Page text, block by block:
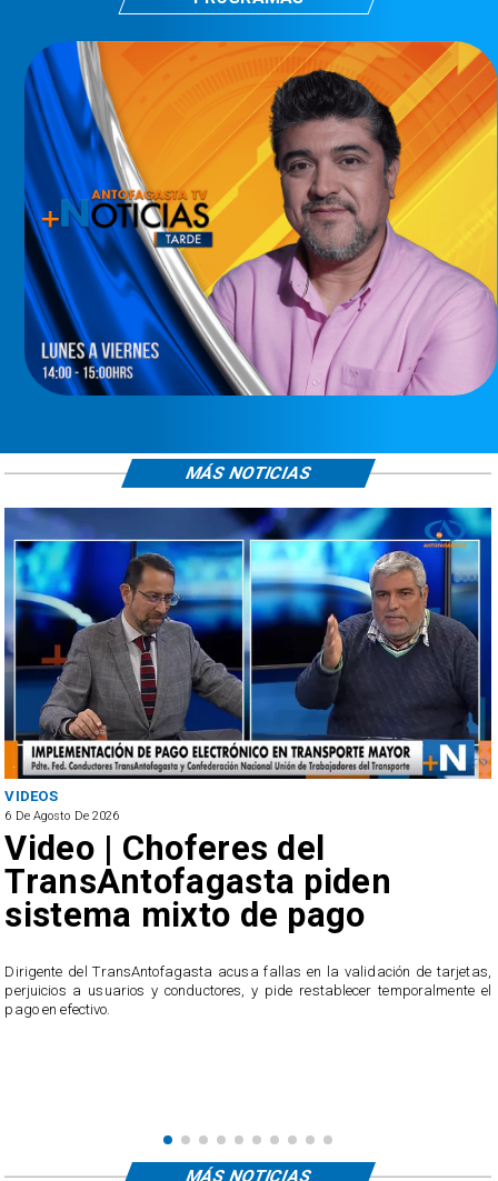
VIDEOS
6 De Agosto De 2026
Video | Choferes del
TransAntofagasta piden
sistema mixto de pago
​Dirigente del TransAntofagasta acusa fallas en la validación de tarjetas,
perjuicios a usuarios y conductores, y pide restablecer temporalmente el
pago en efectivo.
MÁS NOTICIAS
MÁS NOTICIAS